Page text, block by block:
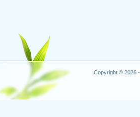
Copyright © 2026